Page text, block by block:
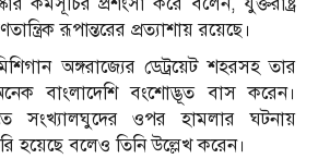
রূপান্তরের প্রত্যাশায় রয়েছে।
অঙ্গরাজ্যের ডেট্রয়েট শহরসহ তার
বাংলাদেশি বংশোদ্ভূত বাস করেন।
সংখ্যালঘুদের ওপর হামলার ঘটনায়
হয়েছে বলেও তিনি উল্লেখ করেন।